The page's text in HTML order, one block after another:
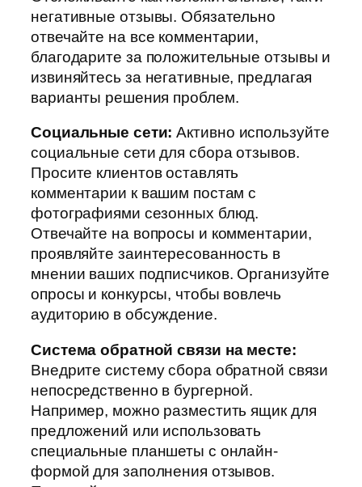
негативные отзывы. Обязательно
отвечайте на все комментарии,
благодарите за положительные отзывы и
извиняйтесь за негативные, предлагая
варианты решения проблем.
Социальные сети: Активно используйте
социальные сети для сбора отзывов.
Просите клиентов оставлять
комментарии к вашим постам с
фотографиями сезонных блюд.
Отвечайте на вопросы и комментарии,
проявляйте заинтересованность в
мнении ваших подписчиков. Организуйте
опросы и конкурсы, чтобы вовлечь
аудиторию в обсуждение.
Система обратной связи на месте:
Внедрите систему сбора обратной связи
непосредственно в бургерной.
Например, можно разместить ящик для
предложений или использовать
специальные планшеты с онлайн-
формой для заполнения отзывов.